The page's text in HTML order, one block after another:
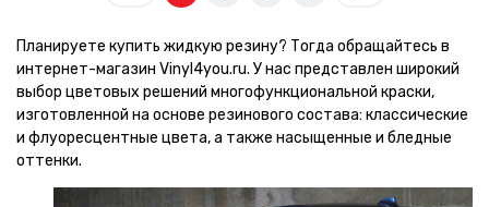
Планируете купить жидкую резину? Тогда обращайтесь в
интернет-магазин Vinyl4you.ru. У нас представлен широкий
выбор цветовых решений многофункциональной краски,
изготовленной на основе резинового состава: классические
и флуоресцентные цвета, а также насыщенные и бледные
оттенки.